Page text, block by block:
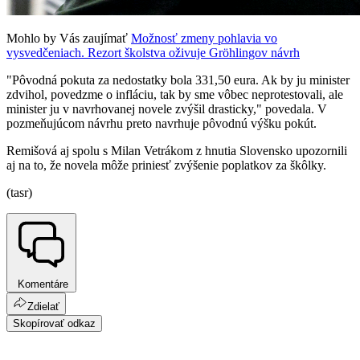
Mohlo by Vás zaujímať Možnosť zmeny pohlavia vo
vysvedčeniach. Rezort školstva oživuje Gröhlingov návrh
"Pôvodná pokuta za nedostatky bola 331,50 eura. Ak by ju minister
zdvihol, povedzme o infláciu, tak by sme vôbec neprotestovali, ale
minister ju v navrhovanej novele zvýšil drasticky," povedala. V
pozmeňujúcom návrhu preto navrhuje pôvodnú výšku pokút.
Remišová aj spolu s Milan Vetrákom z hnutia Slovensko upozornili
aj na to, že novela môže priniesť zvýšenie poplatkov za škôlky.
(tasr)
Komentáre
Zdielať
Skopírovať odkaz